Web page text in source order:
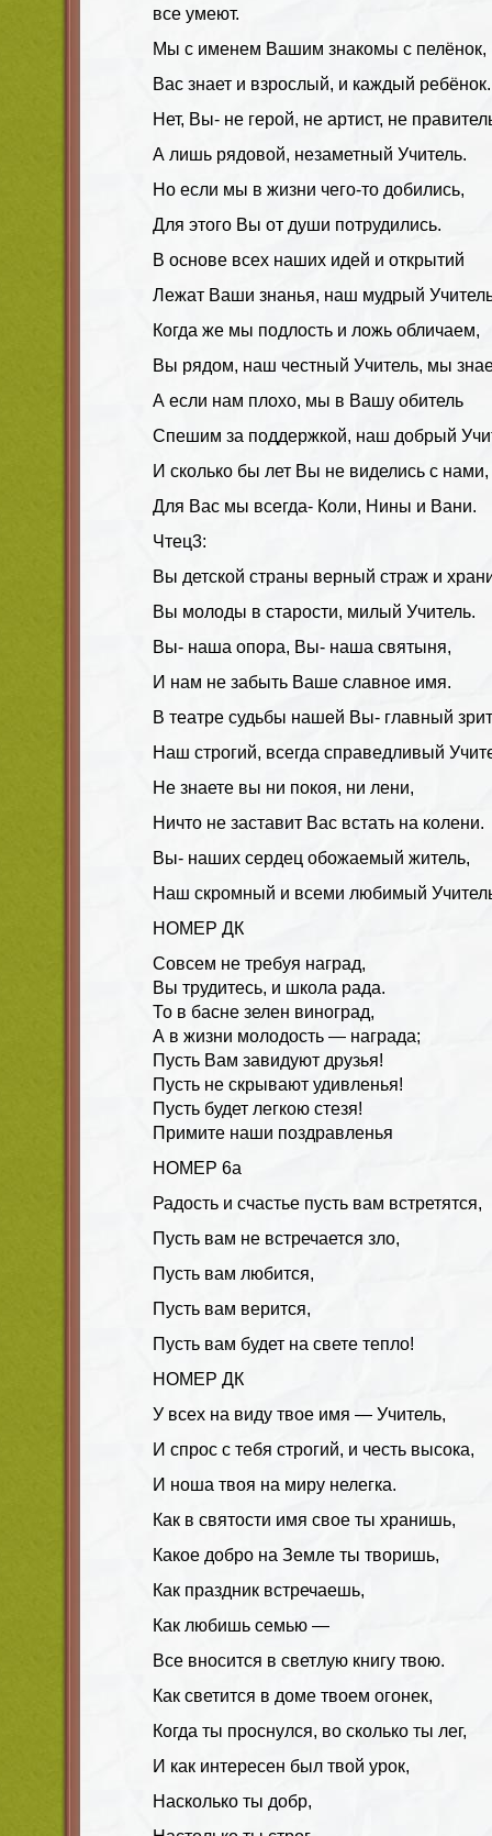
все умеют.
Мы с именем Вашим знакомы с пелёнок,
Вас знает и взрослый, и каждый ребёнок.
Нет, Вы- не герой, не артист, не
А лишь рядовой, незаметный Учитель.
Но если мы в жизни чего-то добились,
Для этого Вы от души потрудились.
В основе всех наших идей и открытий
Лежат Ваши знанья, наш мудрый
Когда же мы подлость и ложь обличаем,
Вы рядом, наш честный Учитель, мы
А если нам плохо, мы в Вашу обитель
Спешим за поддержкой, наш добрый
И сколько бы лет Вы не виделись с нами,
Для Вас мы всегда- Коли, Нины и Вани.
Чтец3:
Вы детской страны верный страж и
Вы молоды в старости, милый Учитель.
Вы- наша опора, Вы- наша святыня,
И нам не забыть Ваше славное имя.
В театре судьбы нашей Вы- главный
Наш строгий, всегда справедливый
Не знаете вы ни покоя, ни лени,
Ничто не заставит Вас встать на колени.
Вы- наших сердец обожаемый житель,
Наш скромный и всеми любимый
НОМЕР ДК
Совсем не требуя наград,
Вы трудитесь, и школа рада.
То в басне зелен виноград,
А в жизни молодость — награда;
Пусть Вам завидуют друзья!
Пусть не скрывают удивленья!
Пусть будет легкою стезя!
Примите наши поздравленья
НОМЕР 6а
Радость и счастье пусть вам встретятся,
Пусть вам не встречается зло,
Пусть вам любится,
Пусть вам верится,
Пусть вам будет на свете тепло!
НОМЕР ДК
У всех на виду твое имя — Учитель,
И спрос с тебя строгий, и честь высока,
И ноша твоя на миру нелегка.
Как в святости имя свое ты хранишь,
Какое добро на Земле ты творишь,
Как праздник встречаешь,
Как любишь семью —
Все вносится в светлую книгу твою.
Как светится в доме твоем огонек,
Когда ты проснулся, во сколько ты лег,
И как интересен был твой урок,
Насколько ты добр,